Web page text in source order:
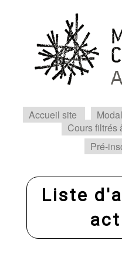
Accueil site
Cours filtrés
Pré-
Liste